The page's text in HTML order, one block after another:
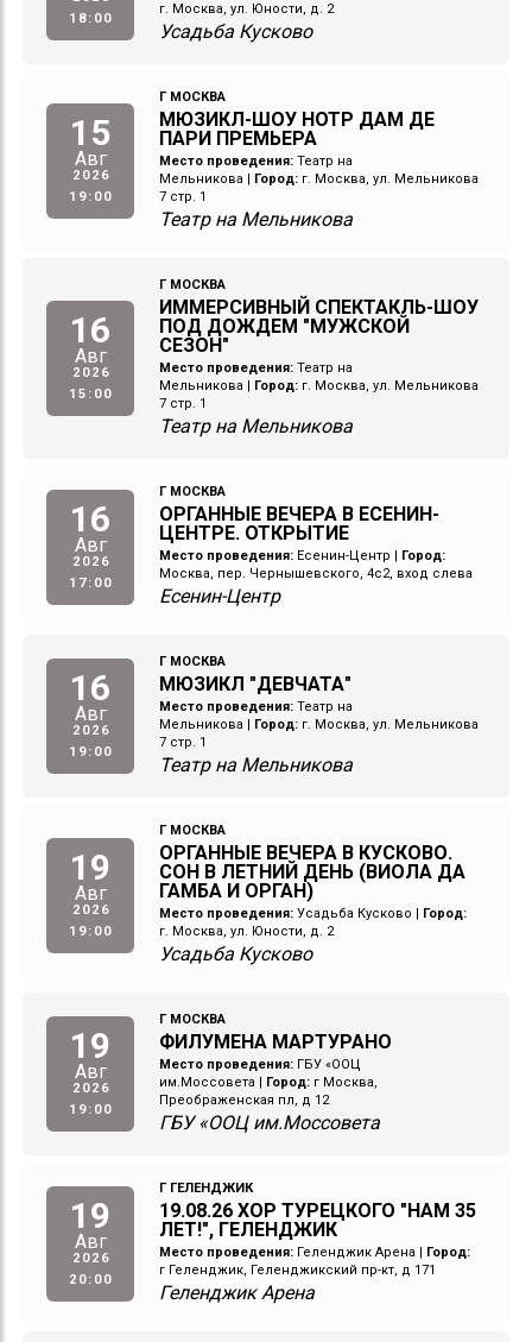
18:00
г. Москва, ул. Юности, д. 2
Усадьба Кусково
15
Авг
2026
19:00
Г МОСКВА
МЮЗИКЛ-ШОУ НОТР ДАМ ДЕ
ПАРИ ПРЕМЬЕРА
Место проведения: Театр на
Мельникова
Город: г. Москва, ул. Мельникова
7 стр. 1
Театр на Мельникова
16
Авг
2026
15:00
Г МОСКВА
ИММЕРСИВНЫЙ СПЕКТАКЛЬ-ШОУ
ПОД ДОЖДЕМ "МУЖСКОЙ
СЕЗОН"
Место проведения: Театр на
Мельникова
Город: г. Москва, ул. Мельникова
7 стр. 1
Театр на Мельникова
16
Авг
2026
17:00
Г МОСКВА
ОРГАННЫЕ ВЕЧЕРА В ЕСЕНИН-
ЦЕНТРЕ. ОТКРЫТИЕ
Место проведения: Есенин-Центр
Город:
Москва, пер. Чернышевского, 4с2, вход слева
Есенин-Центр
16
Авг
2026
19:00
Г МОСКВА
МЮЗИКЛ "ДЕВЧАТА"
Место проведения: Театр на
Мельникова
Город: г. Москва, ул. Мельникова
7 стр. 1
Театр на Мельникова
19
Авг
2026
19:00
Г МОСКВА
ОРГАННЫЕ ВЕЧЕРА В КУСКОВО.
СОН В ЛЕТНИЙ ДЕНЬ (ВИОЛА ДА
ГАМБА И ОРГАН)
Место проведения: Усадьба Кусково
Город:
г. Москва, ул. Юности, д. 2
Усадьба Кусково
19
Авг
2026
19:00
Г МОСКВА
ФИЛУМЕНА МАРТУРАНО
Место проведения: ГБУ «ООЦ
им.Моссовета
Город: г Москва,
Преображенская пл, д 12
ГБУ «ООЦ им.Моссовета
19
Авг
2026
20:00
Г ГЕЛЕНДЖИК
19.08.26 ХОР ТУРЕЦКОГО "НАМ 35
ЛЕТ!", ГЕЛЕНДЖИК
Место проведения: Геленджик Арена
Город:
г Геленджик, Геленджикский пр-кт, д 171
Геленджик Арена